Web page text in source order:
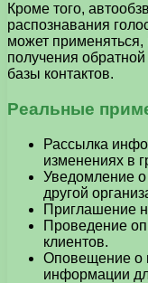
Кроме того,
распознавания
может
получения
базы контактов.
Реальные
Рассылка
изменениях в
Уведомление
другой
Приглашение
Проведение
клиентов.
Оповещение о
информации